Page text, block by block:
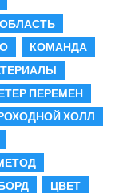
КОМАНДА
ПЕРЕМЕН
ХОЛЛ
ЦВЕТ